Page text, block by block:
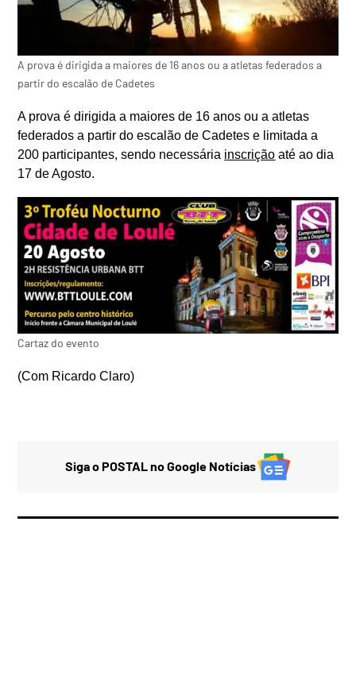
A prova é dirigida a maiores de 16 anos ou a atletas federados a
partir do escalão de Cadetes
A prova é dirigida a maiores de 16 anos ou a atletas
federados a partir do escalão de Cadetes e limitada a
200 participantes, sendo necessária inscrição até ao dia
17 de Agosto.
Cartaz do evento
(Com Ricardo Claro)
Siga o POSTAL no Google Notícias